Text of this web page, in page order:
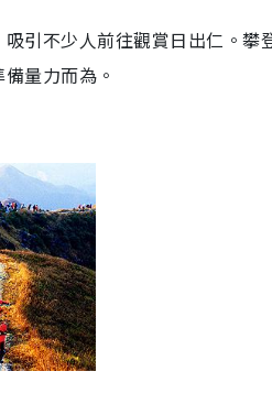
引不少人前往觀賞日出仁。攀
量力而為。